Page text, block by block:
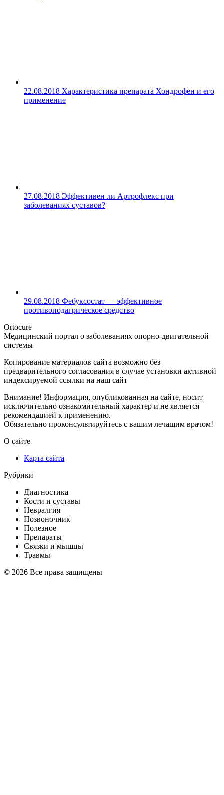
22.08.2018 Характеристика препарата Хондрофен и его
применение
27.08.2018 Эффективен ли Артрофлекс при
заболеваниях суставов?
29.08.2018 Фебуксостат — эффективное
противоподагрическое средство
Ortocure
Медицинский портал о заболеваниях опорно-двигательной
системы
Копирование материалов сайта возможно без
предварительного согласования в случае установки активной
индексируемой ссылки на наш сайт
Внимание! Информация, опубликованная на сайте, носит
исключительно ознакомительный характер и не является
рекомендацией к применению.
Обязательно проконсультируйтесь с вашим лечащим врачом!
О сайте
Карта сайта
Рубрики
Диагностика
Кости и суставы
Невралгия
Позвоночник
Полезное
Препараты
Связки и мышцы
Травмы
© 2026 Все права защищены